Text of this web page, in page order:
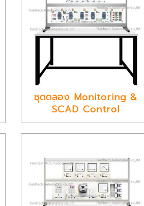
ชุดดลอง Monitoring &
SCAD Control